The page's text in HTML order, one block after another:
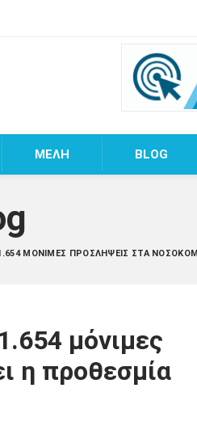
MEΛΗ BLOG
1.654 ΜΌΝΙΜΕΣ ΠΡΟΣΛΉΨΕΙΣ ΣΤΑ
μόνιμες
η προθεσμία